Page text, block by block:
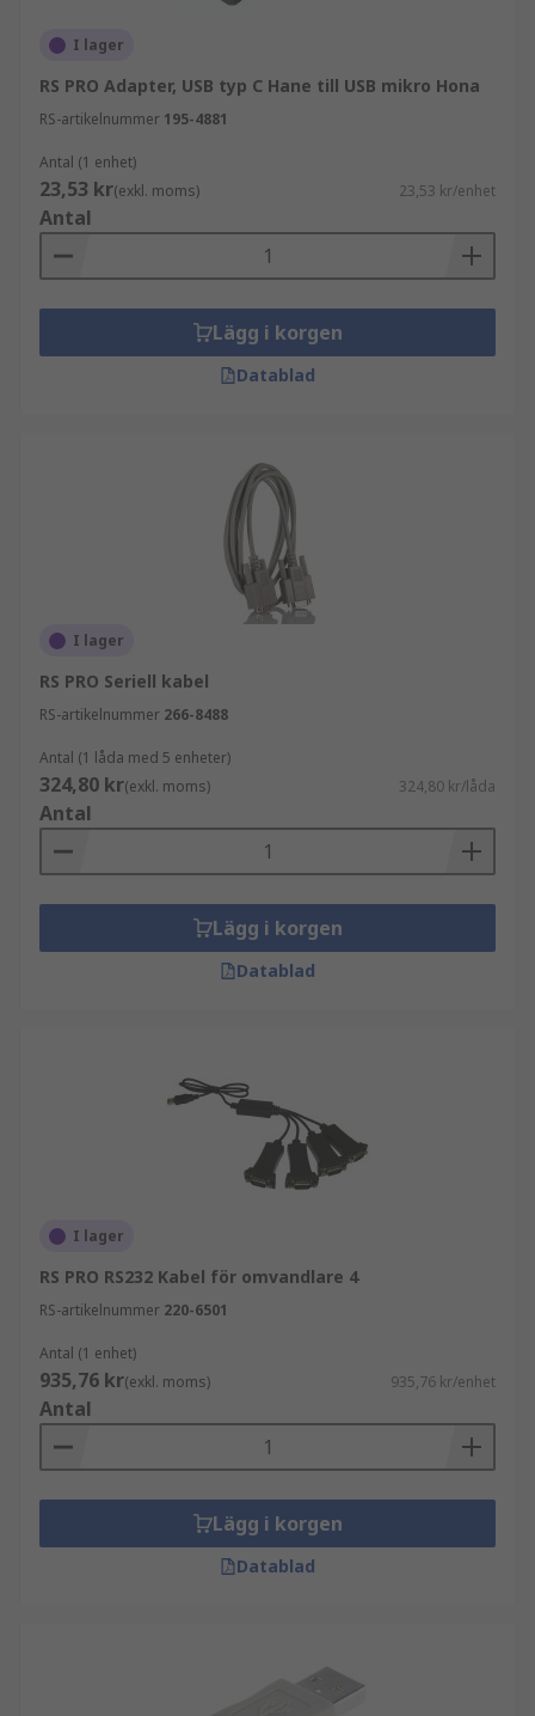
I lager
RS PRO Adapter, USB typ C Hane till USB mikro Hona
RS-artikelnummer 195-4881
Antal (1 enhet)
23,53 kr(exkl. moms) 23,53 kr/enhet
Antal
Lägg i korgen
Datablad
I lager
RS PRO Seriell kabel
RS-artikelnummer 266-8488
Antal (1 låda med 5 enheter)
324,80 kr(exkl. moms) 324,80 kr/låda
Antal
Lägg i korgen
Datablad
I lager
RS PRO RS232 Kabel för omvandlare 4
RS-artikelnummer 220-6501
Antal (1 enhet)
935,76 kr(exkl. moms) 935,76 kr/enhet
Antal
Lägg i korgen
Datablad